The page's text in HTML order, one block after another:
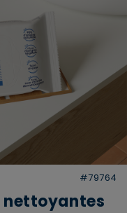
#79764
nettoyantes